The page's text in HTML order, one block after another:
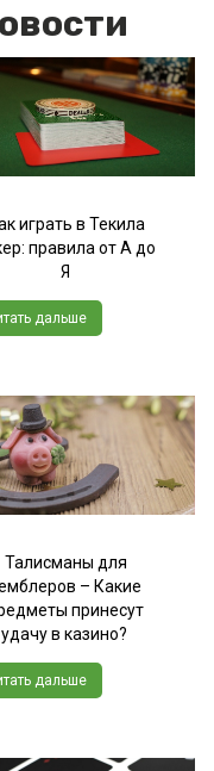
играть в Текила
правила от А до
Я
дальше
Талисманы для
– Какие
принесут
удачу в казино?
дальше